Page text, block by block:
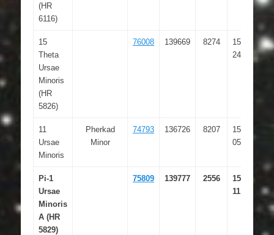
(HR
6116)
15
Theta
Ursae
Minoris
(HR
5826)
76008 139669 8274
15 31
24.927
11
Ursae
Minoris
Pherkad
Minor
74793 136726 8207
15 17
05.889
Pi-1
Ursae
Minoris
A (HR
5829)
75809 139777 2556
15 29
11.186